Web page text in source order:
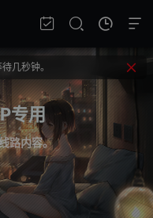
换线路。
几秒钟。
当受骗!
专用
路内容。